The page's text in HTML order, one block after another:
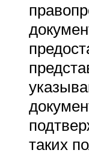
таких